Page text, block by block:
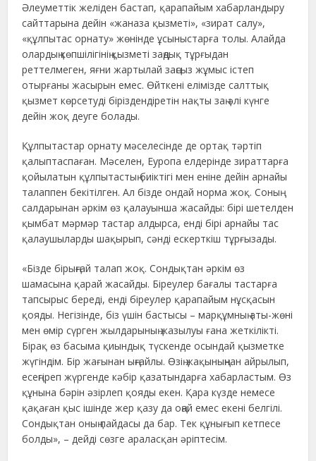
Әлеуметтік желіден бастап, қарапайым хабарландыру
сайттарына дейін «жаназа қызметі», «зират салу»,
«құлпытас орнату» жөнінде ұсыныстарға толы. Алайда
олардың көпшілігінің қызметі заңдық тұрғыдан
реттелмеген, яғни жартылай заңсыз жұмыс істеп
отырғаны жасырын емес. Өйткені елімізде салттық
қызмет көрсетуді біріздендіретін нақты заң әлі күнге
дейін жоқ деуге болады.
Құлпытастар орнату мәселесінде де ортақ тәртіп
қалыптаспаған. Мәселен, Еуропа елдерінде зираттарға
қойылатын құлпытастың биіктігі мен еніне дейін арнайы
талаппен бекітілген. Ал бізде ондай норма жоқ. Соның
салдарынан әркім өз қалауынша жасайды: бірі шетелден
қымбат мәрмәр тастар алдырса, енді бірі арнайы тас
қалаушыларды шақырып, сәнді ескерткіш тұрғызады.
«Бізде бірыңғай талап жоқ. Сондықтан әркім өз
шамасына қарай жасайды. Біреулер бағалы тастарға
тапсырыс береді, енді біреулер қарапайым нұсқасын
қояды. Негізінде, біз үшін бастысы – марқұмның аты-жөні
мен өмір сүрген жылдарының жазылуы ғана жеткілікті.
Бірақ өз басыма қиындық түскенде осындай қызметке
жүгіндім. Бір жағынан ыңғайлы. Өзің жақыныңнан айрылып,
есеңгіреп жүргенде кәбір қазатындарға хабарластым. Өз
құнына бәрін әзірлеп қояды екен. Қара күзде немесе
қақаған қыс ішінде жер қазу да оңай емес екені белгілі.
Сондықтан оның пайдасы да бар. Тек құнығып кетпесе
болды», – дейді сөзге араласқан әріптесім.